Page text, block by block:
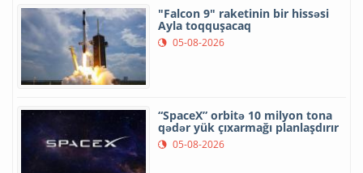
"Falcon 9" raketinin bir hissəsi
Ayla toqquşacaq
05-08-2026
“SpaceX” orbitə 10 milyon tona
qədər yük çıxarmağı planlaşdırır
05-08-2026